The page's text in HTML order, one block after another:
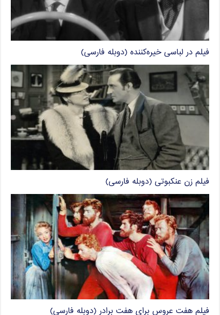
فیلم در لباسی خیره‌کننده (دوبله فارسی)
فیلم زن عنکبوتی (دوبله فارسی)
فیلم هفت عروس برای هفت برادر (دوبله فارسی)